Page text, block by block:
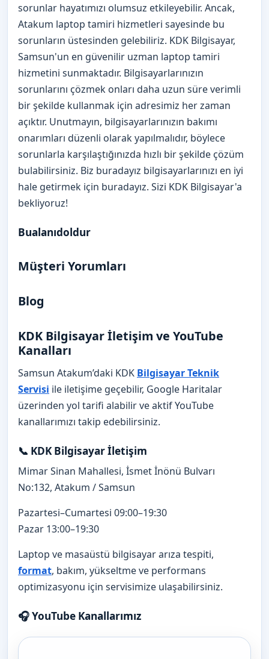
sorunlar hayatımızı olumsuz etkileyebilir. Ancak,
Atakum laptop tamiri hizmetleri sayesinde bu
sorunların üstesinden gelebiliriz. KDK Bilgisayar,
Samsun'un en güvenilir uzman laptop tamiri
hizmetini sunmaktadır. Bilgisayarlarınızın
sorunlarını çözmek onları daha uzun süre verimli
bir şekilde kullanmak için adresimiz her zaman
açıktır. Unutmayın, bilgisayarlarınızın bakımı
onarımları düzenli olarak yapılmalıdır, böylece
sorunlarla karşılaştığınızda hızlı bir şekilde çözüm
bulabilirsiniz. Biz buradayız bilgisayarlarınızı en iyi
hale getirmek için buradayız. Sizi KDK Bilgisayar'a
bekliyoruz!
Bualanıdoldur
Müşteri Yorumları
Blog
KDK Bilgisayar İletişim ve YouTube
Kanalları
Samsun Atakum’daki KDK Bilgisayar Teknik
Servisi ile iletişime geçebilir, Google Haritalar
üzerinden yol tarifi alabilir ve aktif YouTube
kanallarımızı takip edebilirsiniz.
📞 KDK Bilgisayar İletişim
Mimar Sinan Mahallesi, İsmet İnönü Bulvarı
No:132, Atakum / Samsun
Pazartesi–Cumartesi 09:00–19:30
Pazar 13:00–19:30
Laptop ve masaüstü bilgisayar arıza tespiti,
format, bakım, yükseltme ve performans
optimizasyonu için servisimize ulaşabilirsiniz.
🎧 YouTube Kanallarımız